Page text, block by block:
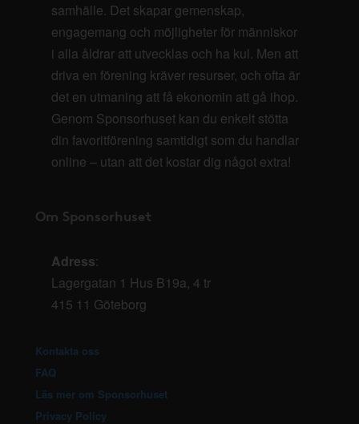
samhälle. Det skapar gemenskap,
engagemang och möjligheter för människor
i alla åldrar att utvecklas och ha kul. Men att
driva en förening kräver resurser, och ofta är
det en utmaning att få ekonomin att gå ihop.
Genom Sponsorhuset kan du enkelt stötta
din favoritförening samtidigt som du handlar
online – utan att det kostar dig något extra!
Om Sponsorhuset
Adress:
Lagergatan 1 Hus B19a, 4 tr
415 11 Göteborg
Kontakta oss
FAQ
Läs mer om Sponsorhuset
Privacy Policy